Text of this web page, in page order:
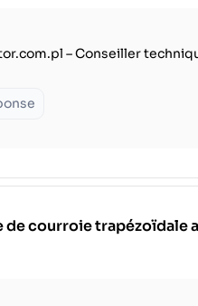
– Conseiller
courroie